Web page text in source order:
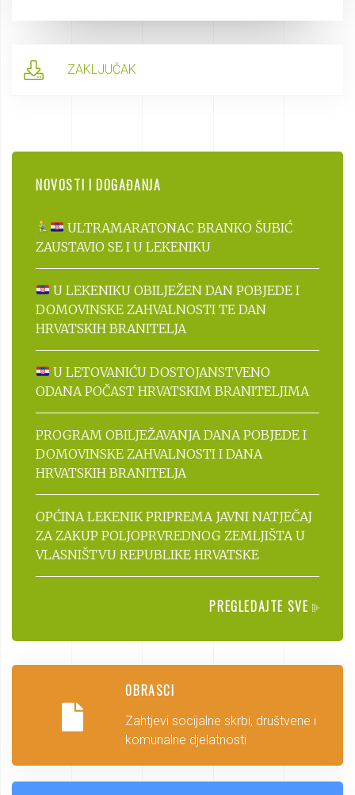
ZAKLJUČAK
NOVOSTI I DOGAĐANJA
ULTRAMARATONAC BRANKO ŠUBIĆ
ZAUSTAVIO SE I U LEKENIKU
U LEKENIKU OBILJEŽEN DAN POBJEDE I
DOMOVINSKE ZAHVALNOSTI TE DAN
HRVATSKIH BRANITELJA
U LETOVANIĆU DOSTOJANSTVENO
ODANA POČAST HRVATSKIM BRANITELJIMA
PROGRAM OBILJEŽAVANJA DANA POBJEDE I
DOMOVINSKE ZAHVALNOSTI I DANA
HRVATSKIH BRANITELJA
OPĆINA LEKENIK PRIPREMA JAVNI NATJEČAJ
ZA ZAKUP POLJOPRVREDNOG ZEMLJIŠTA U
VLASNIŠTVU REPUBLIKE HRVATSKE
PREGLEDAJTE SVE
OBRASCI
Zahtjevi socijalne skrbi, društvene i
komunalne djelatnosti